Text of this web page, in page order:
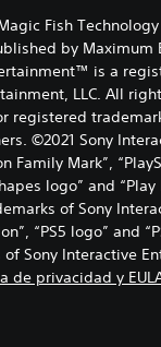
Fish
by Maximum
is a
LLC. All
registered
©2021 Sony
Family Mark”,
logo” and
of Sony
“PS5 logo” and
Sony Interactive
de privacidad y